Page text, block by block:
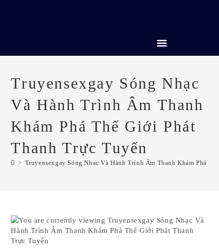
Truyensexgay Sóng Nhạc
Và Hành Trình Âm Thanh
Khám Phá Thế Giới Phát
Thanh Trực Tuyến
> Truyensexgay Sóng Nhạc Và Hành Trình Âm Thanh Khám Phá